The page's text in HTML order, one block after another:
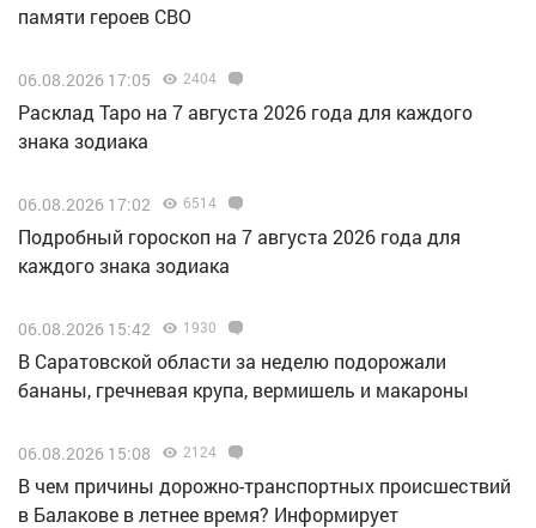
памяти героев СВО
06.08.2026 17:05 2404
Расклад Таро на 7 августа 2026 года для каждого
знака зодиака
06.08.2026 17:02 6514
Подробный гороскоп на 7 августа 2026 года для
каждого знака зодиака
06.08.2026 15:42 1930
В Саратовской области за неделю подорожали
бананы, гречневая крупа, вермишель и макароны
06.08.2026 15:08 2124
В чем причины дорожно-транспортных происшествий
в Балакове в летнее время? Информирует